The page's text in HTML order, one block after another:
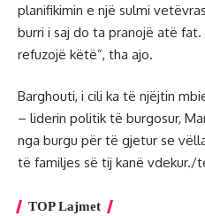
planifikimin e një sulmi
burri i saj do ta pranojë atë fat.
refuzojë këtë”, tha ajo.
Barghouti, i cili ka të njëjtin
– liderin politik të burgosur,
nga burgu për të gjetur se
të familjes së tij kanë vdekur./
TOP Lajmet